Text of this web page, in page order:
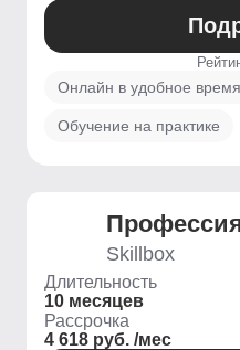
Онлайн в удобное время
Обучение на практике
Skillbox
Длительность
10 месяцев
Рассрочка
4 618 руб. /мес